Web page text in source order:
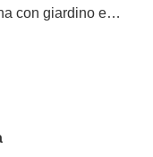
con giardino e…